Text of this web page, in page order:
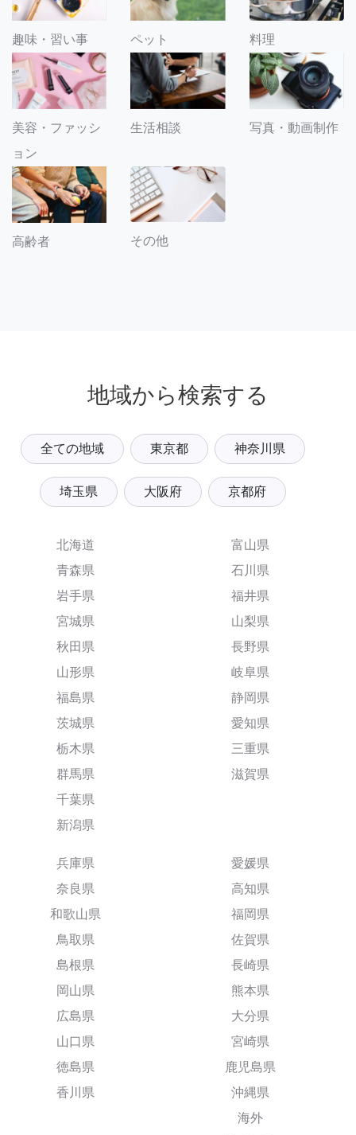
趣味・習い事 ペット 料理
美容・ファッシ
ョン
生活相談 写真・動画制作
高齢者 その他
地域から検索する
全ての地域 東京都 神奈川県
埼玉県 大阪府 京都府
北海道
青森県
岩手県
宮城県
秋田県
山形県
福島県
茨城県
栃木県
群馬県
千葉県
新潟県
富山県
石川県
福井県
山梨県
長野県
岐阜県
静岡県
愛知県
三重県
滋賀県
兵庫県
奈良県
和歌山県
鳥取県
島根県
岡山県
広島県
山口県
徳島県
香川県
愛媛県
高知県
福岡県
佐賀県
長崎県
熊本県
大分県
宮崎県
鹿児島県
沖縄県
海外